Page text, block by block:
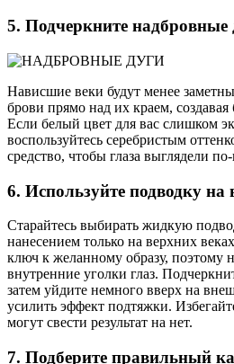
5. Подчеркните надбровные
Нависшие веки будут менее
брови прямо над их краем, создавая
Если белый цвет для вас слишком
воспользуйтесь серебристым
средство, чтобы глаза выглядели
6. Используйте подводку на
Старайтесь выбирать жидкую
нанесением только на верхних
ключ к желанному образу, поэтому
внутренние уголки глаз.
затем уйдите немного вверх на
усилить эффект подтяжки.
могут свести результат на нет.
7. Подберите правильный